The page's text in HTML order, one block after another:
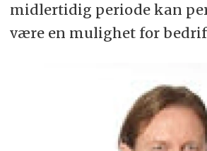
midlertidig periode kan
være en mulighet for